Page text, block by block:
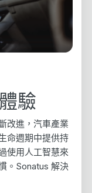
驗
改進，汽車產業
命週期中提供持
使用人工智慧來
。Sonatus 解決